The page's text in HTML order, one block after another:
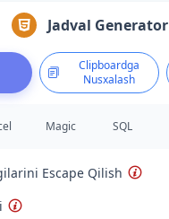
Jadval Generator
Clipboardga
Nusxalash
Magic SQL
Escape Qilish